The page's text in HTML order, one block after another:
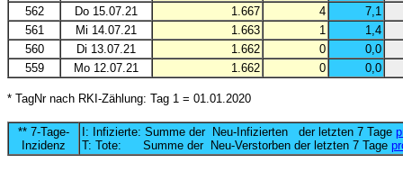
562
Do 15.07.21 1.667 4
7,1
561
Mi 14.07.21 1.663 1
1,4
560
Di 13.07.21 1.662 0
0,0
559
Mo 12.07.21 1.662 0 0,0
* TagNr nach RKI-Zählung: Tag 1 = 01.01.2020
** 7-Tage-
Inzidenz
I: Infizierte: Summe der Neu-Infizierten der letzten 7 Tage
T: Tote: Summe der Neu-Verstorben der letzten 7 Tage